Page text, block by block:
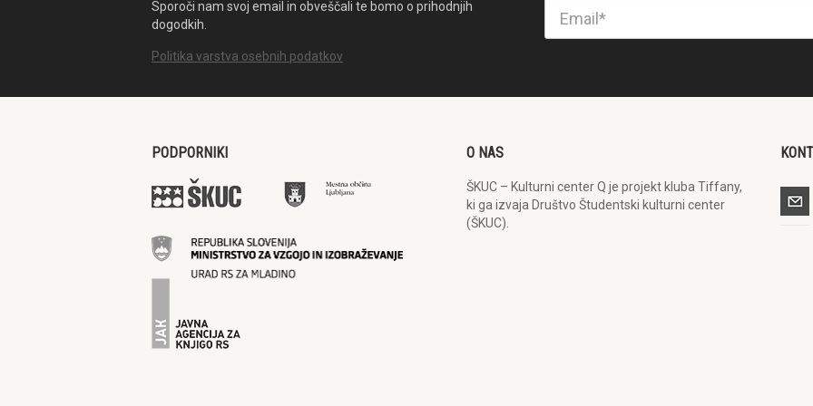
Sporoči nam svoj email in obveščali te bomo o prihodnjih
dogodkih.
Politika varstva osebnih podatkov
PODPORNIKI O NAS
ŠKUC – Kulturni center Q je projekt kluba Tiffany,
ki ga izvaja Društvo Študentski kulturni center
(ŠKUC).